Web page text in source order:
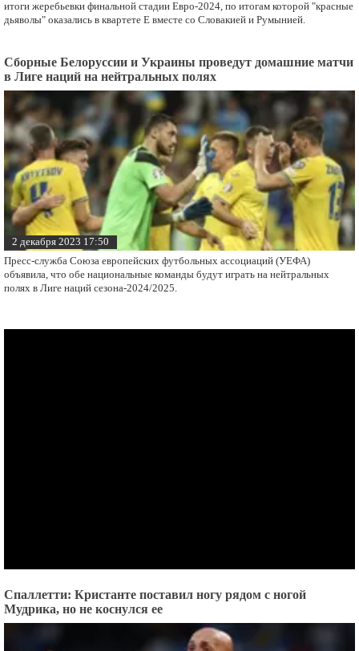
итоги жеребьевки финальной стадии Евро-2024, по итогам которой "красные
дьяволы" оказались в квартете E вместе со Словакией и Румынией.
Сборные Белоруссии и Украины проведут домашние матчи
в Лиге наций на нейтральных полях
2 декабря 2023 17:50
Пресс-служба Союза европейских футбольных ассоциаций (УЕФА)
объявила, что обе национальные команды будут играть на нейтральных
полях в Лиге наций сезона-2024/2025.
Спаллетти: Кристанте поставил ногу рядом с ногой
Мудрика, но не коснулся ее